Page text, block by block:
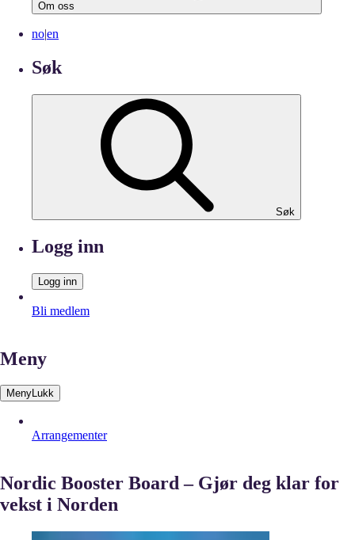
Om oss
no|en
Søk
Søk
Logg inn
Logg inn
Bli medlem
Meny
MenyLukk
Arrangementer
Nordic Booster Board – Gjør deg klar for
vekst i Norden